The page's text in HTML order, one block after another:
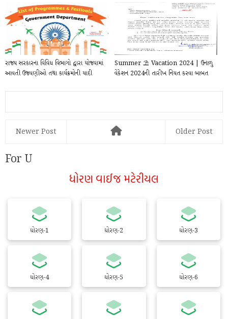
ભરતી કરવામાં આ...
રાજ્ય સરકારના વિવિધ વિભાગો દ્વારા યોજવામાં
આવતી ઉજવણીઓ તથા કાર્યક્રમોની યાદી
Summer ⛱️ Vacation 2024 | ઉનાળુ
વેકેશન 2024ની તારીખ નિયત કરવા બાબત
Newer Post Older Post
For U
ધોરણ વાઈજ મટેરીયલ
ધોરણ-1 ધોરણ-2 ધોરણ-3
ધોરણ-4 ધોરણ-5 ધોરણ-6